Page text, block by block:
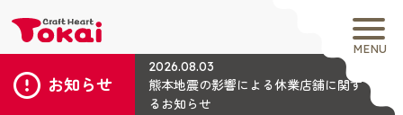
MENU
お知らせ
2026.08.03
熊本地震の影響による休業店舗に関す
るお知らせ